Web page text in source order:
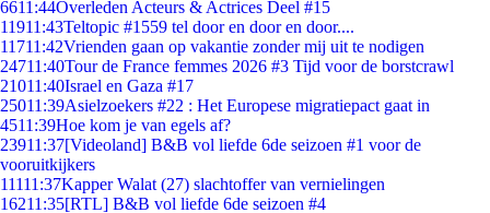
6611:44Overleden Acteurs & Actrices Deel #15
11911:43Teltopic #1559 tel door en door en door....
11711:42Vrienden gaan op vakantie zonder mij uit te nodigen
24711:40Tour de France femmes 2026 #3 Tijd voor de borstcrawl
21011:40Israel en Gaza #17
25011:39Asielzoekers #22 : Het Europese migratiepact gaat in
4511:39Hoe kom je van egels af?
23911:37[Videoland] B&B vol liefde 6de seizoen #1 voor de
vooruitkijkers
11111:37Kapper Walat (27) slachtoffer van vernielingen
16211:35[RTL] B&B vol liefde 6de seizoen #4